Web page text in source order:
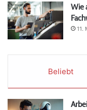
Wie
11.
Beliebt